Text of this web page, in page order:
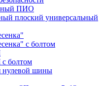
ПИО
плоский универсальный
с болтом
болтом
нулевой шины